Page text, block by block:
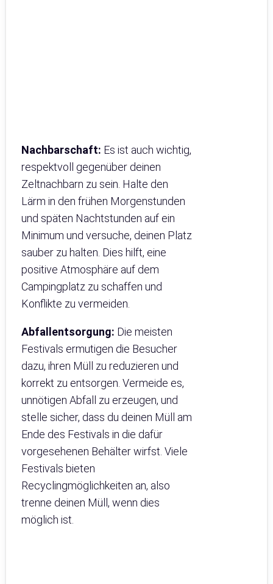
Nachbarschaft: Es ist auch wichtig,
respektvoll gegenüber deinen
Zeltnachbarn zu sein. Halte den
Lärm in den frühen Morgenstunden
und späten Nachtstunden auf ein
Minimum und versuche, deinen Platz
sauber zu halten. Dies hilft, eine
positive Atmosphäre auf dem
Campingplatz zu schaffen und
Konflikte zu vermeiden.
Abfallentsorgung: Die meisten
Festivals ermutigen die Besucher
dazu, ihren Müll zu reduzieren und
korrekt zu entsorgen. Vermeide es,
unnötigen Abfall zu erzeugen, und
stelle sicher, dass du deinen Müll am
Ende des Festivals in die dafür
vorgesehenen Behälter wirfst. Viele
Festivals bieten
Recyclingmöglichkeiten an, also
trenne deinen Müll, wenn dies
möglich ist.